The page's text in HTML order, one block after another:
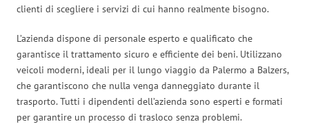
clienti di scegliere i servizi di cui hanno realmente bisogno.
L’azienda dispone di personale esperto e qualificato che
garantisce il trattamento sicuro e efficiente dei beni. Utilizzano
veicoli moderni, ideali per il lungo viaggio da Palermo a Balzers,
che garantiscono che nulla venga danneggiato durante il
trasporto. Tutti i dipendenti dell’azienda sono esperti e formati
per garantire un processo di trasloco senza problemi.